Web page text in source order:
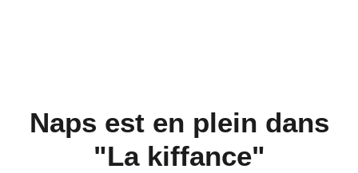
Naps est en plein dans
"La kiffance"